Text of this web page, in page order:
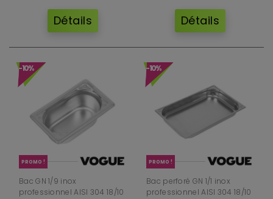
Détails Détails
-10%
PROMO !
Bac GN 1/9 inox
professionnel AISI 304 18/10
-10%
PROMO !
Bac perforé GN 1/1 inox
professionnel AISI 304 18/10